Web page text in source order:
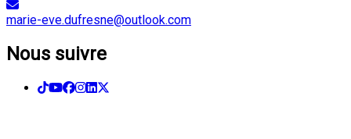
marie-eve.dufresne@outlook.com
Nous suivre